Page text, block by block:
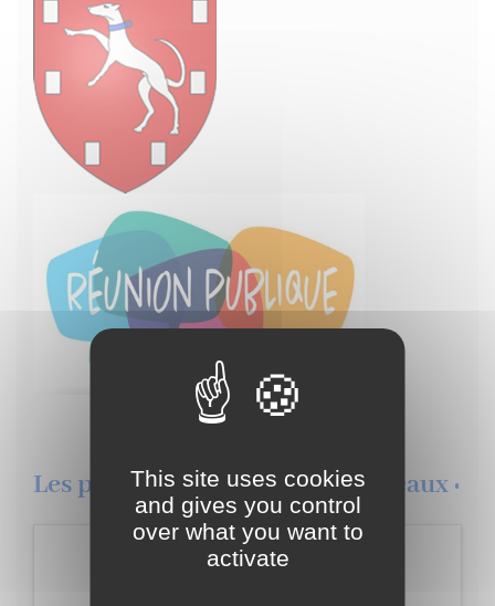
Les prochains évènement de Pleaux :
Lundi
This site uses cookies
and gives you control
over what you want to
activate